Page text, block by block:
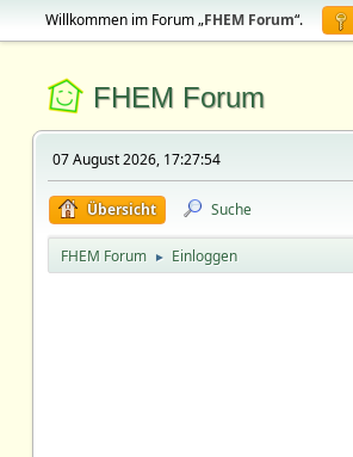
Willkommen im Forum „FHEM Forum“.
FHEM Forum
07 August 2026, 17:27:54
Übersicht Suche
FHEM Forum ► Einloggen